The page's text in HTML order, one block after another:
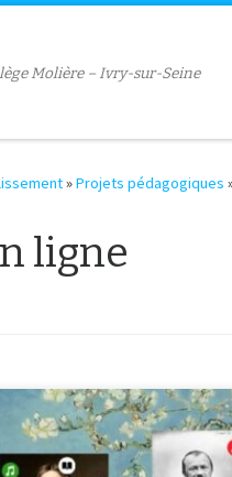
Molière – Ivry-sur-Seine
»Projets pédagogiques
ligne